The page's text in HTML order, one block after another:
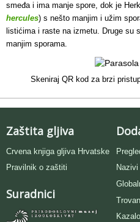
smeđa i ima manje spore, dok je
hercules) s nešto manjim i užim
listićima i raste na izmetu. Druge su
manjim sporama.
Skeniraj QR kod za brzi
Zaštita gljiva
Crvena knjiga gljiva Hrvatske
Pravilnik o zaštiti
Suradnici